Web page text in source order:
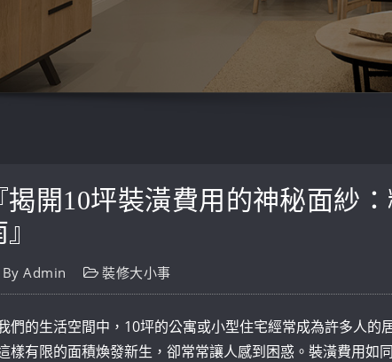
揭開10坪裝潢費用的神秘面紗
ByAdmin 裝修大小事
們的生活空間中，10坪的公寓或小型住宅經常成為許多人的
樣有限的面積煥發新生，卻常常讓人感到困惑。裝潢費用如